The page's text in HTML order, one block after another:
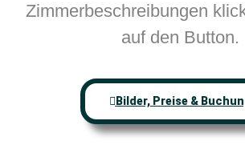
Zimmerbeschreibungen
auf den Button.
Bilder, Preise &